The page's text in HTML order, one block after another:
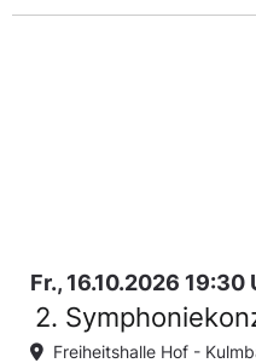
Fr., 16.10.2026 19:30
2.
Freiheitshalle Hof -